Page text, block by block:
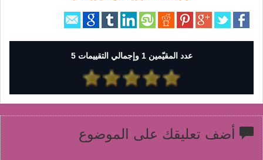
عدد المقيّمين 1 وإجمالي التقييمات 5
أضف تعليقك على الموضوع